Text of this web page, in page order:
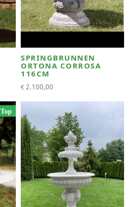
SPRINGBRUNNEN
ORTONA CORROSA
116CM
€ 2.100,00
Top